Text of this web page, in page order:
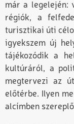
már a legelején:
régiók, a
turisztikai úti
igyekszem új
tájékozódik a
kultúráról, a
megtervezi az
előtérbe. Ilyen
alcímben